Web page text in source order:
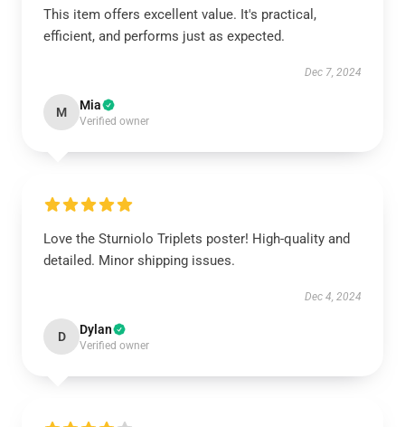
This item offers excellent value. It's practical,
efficient, and performs just as expected.
Dec 7, 2024
M Mia
Verified owner
Love the Sturniolo Triplets poster! High-quality and
detailed. Minor shipping issues.
Dec 4, 2024
D Dylan
Verified owner